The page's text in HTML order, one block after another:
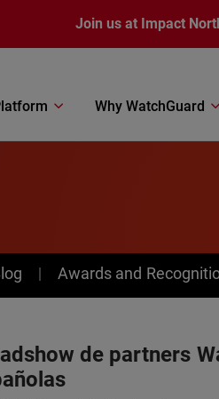
Join us at Impact
Why WatchGuard
Awards and
de partners